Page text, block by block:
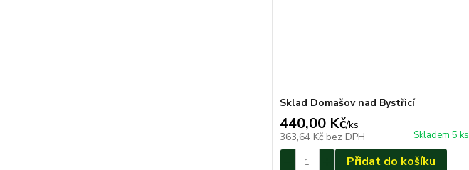
Sklad Domašov nad Bystřicí
440,00 Kč/ks
363,64 Kč bez DPH Skladem 5 ks
Přidat do košíku